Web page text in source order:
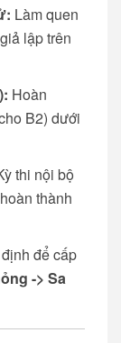
Làm quen
lập trên
Hoàn
B2) dưới
thi nội bộ
thành
để cấp
-> Sa